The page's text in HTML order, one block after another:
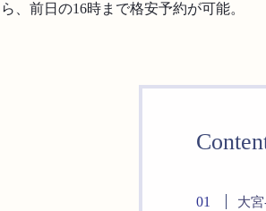
、前日の16時まで格安予約が可能。
大